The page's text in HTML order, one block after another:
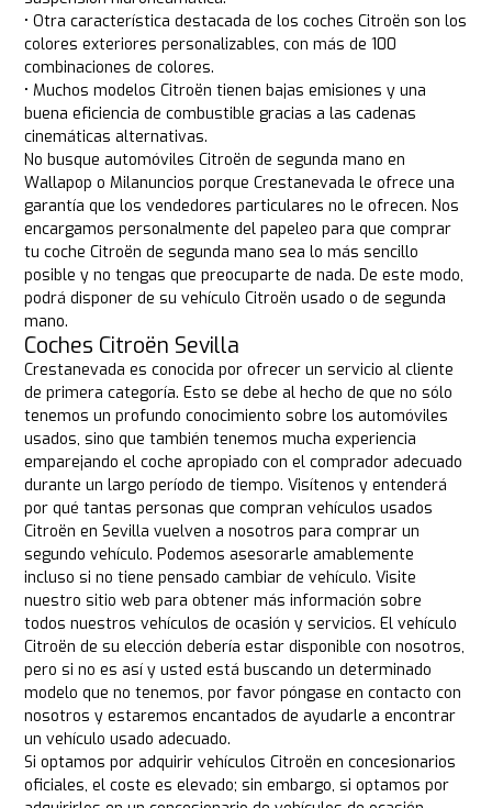
• Otra característica destacada de los coches Citroën son los
colores exteriores personalizables, con más de 100
combinaciones de colores.
• Muchos modelos Citroën tienen bajas emisiones y una
buena eficiencia de combustible gracias a las cadenas
cinemáticas alternativas.
No busque automóviles Citroën de segunda mano en
Wallapop o Milanuncios porque Crestanevada le ofrece una
garantía que los vendedores particulares no le ofrecen. Nos
encargamos personalmente del papeleo para que comprar
tu coche Citroën de segunda mano sea lo más sencillo
posible y no tengas que preocuparte de nada. De este modo,
podrá disponer de su vehículo Citroën usado o de segunda
mano.
Coches Citroën Sevilla
Crestanevada es conocida por ofrecer un servicio al cliente
de primera categoría. Esto se debe al hecho de que no sólo
tenemos un profundo conocimiento sobre los automóviles
usados, sino que también tenemos mucha experiencia
emparejando el coche apropiado con el comprador adecuado
durante un largo período de tiempo. Visítenos y entenderá
por qué tantas personas que compran vehículos usados
Citroën en Sevilla vuelven a nosotros para comprar un
segundo vehículo. Podemos asesorarle amablemente
incluso si no tiene pensado cambiar de vehículo. Visite
nuestro sitio web para obtener más información sobre
todos nuestros vehículos de ocasión y servicios. El vehículo
Citroën de su elección debería estar disponible con nosotros,
pero si no es así y usted está buscando un determinado
modelo que no tenemos, por favor póngase en contacto con
nosotros y estaremos encantados de ayudarle a encontrar
un vehículo usado adecuado.
Si optamos por adquirir vehículos Citroën en concesionarios
oficiales, el coste es elevado; sin embargo, si optamos por